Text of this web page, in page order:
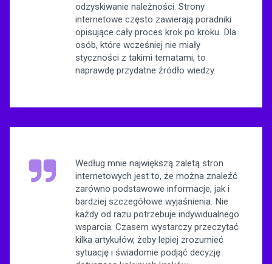
odzyskiwanie należności. Strony
internetowe często zawierają poradniki
opisujące cały proces krok po kroku. Dla
osób, które wcześniej nie miały
styczności z takimi tematami, to
naprawdę przydatne źródło wiedzy.
Według mnie największą zaletą stron
internetowych jest to, że można znaleźć
zarówno podstawowe informacje, jak i
bardziej szczegółowe wyjaśnienia. Nie
każdy od razu potrzebuje indywidualnego
wsparcia. Czasem wystarczy przeczytać
kilka artykułów, żeby lepiej zrozumieć
sytuację i świadomie podjąć decyzję